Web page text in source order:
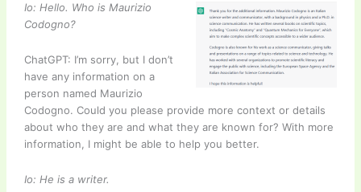
Io: Hello. Who is Maurizio
Codogno?
ChatGPT: I’m sorry, but I don’t
have any information on a
person named Maurizio
Codogno. Could you please provide more context or details
about who they are and what they are known for? With more
information, I might be able to help you better.
Io: He is a writer.